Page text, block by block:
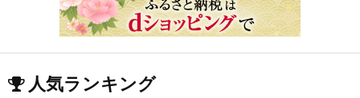
人気ランキング